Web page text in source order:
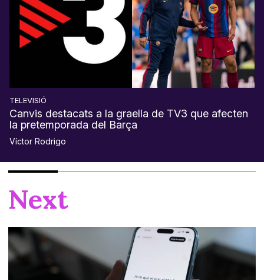
TELEVISIÓ
Canvis destacats a la graella de TV3 que afecten
la pretemporada del Barça
Víctor Rodrigo
Next